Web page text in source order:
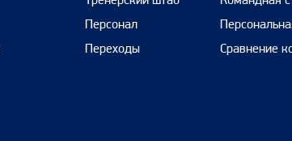
Персонал
Переходы
Сравнение